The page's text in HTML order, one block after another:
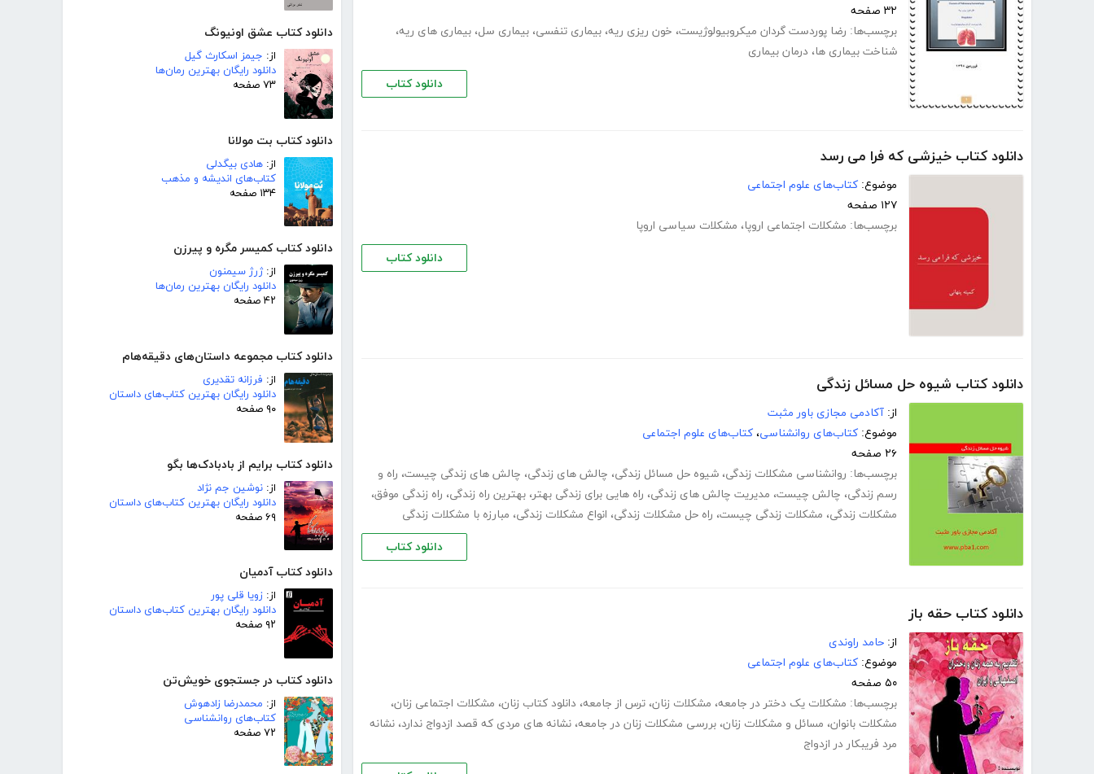
دانلود کتاب عشق اونیونگ
از: جیمز اسکارث گیل
دانلود رایگان بهترین رمان‌ها
۷۳ صفحه
دانلود کتاب بت مولانا
از: هادی بیگدلی
کتاب‌های اندیشه و مذهب
۱۳۴ صفحه
دانلود کتاب کمیسر مگره و پیرزن
از:ژرژ سیمنون
دانلود رایگان بهترین رمان‌ها
۴۲ صفحه
دانلود کتاب مجموعه داستان‌های دقیقه‌هام
از: فرزانه تقدیری
دانلود رایگان بهترین کتاب‌های داستان
۹۰ صفحه
دانلود کتاب برایم از بادبادک‌ها بگو
از: نوشین جم نژاد
دانلود رایگان بهترین کتاب‌های داستان
۶۹ صفحه
دانلود کتاب آدمیان
از: زویا قلی پور
دانلود رایگان بهترین کتاب‌های داستان
۹۲ صفحه
دانلود کتاب در جستجوی خویش‌تن
از: محمدرضا زادهوش
کتاب‌های روانشناسی
۷۲ صفحه
۳۲ صفحه
برچسب‌ها: رضا پوردست گردان میکروبیولوژیست، خون ریزی ریه، بیماری تنفسی، بیماری سل، بیماری های ریه،
شناخت بیماری ها، درمان بیماری
دانلود کتاب
دانلود کتاب خیزشی که فرا می رسد
موضوع: کتاب‌های علوم اجتماعی
۱۲۷ صفحه
برچسب‌ها: مشکلات اجتماعی اروپا، مشکلات سیاسی اروپا
دانلود کتاب
دانلود کتاب شیوه حل مسائل زندگی
از: آکادمی مجازی باور مثبت
موضوع: کتاب‌های روانشناسی، کتاب‌های علوم اجتماعی
۲۶ صفحه
برچسب‌ها: روانشناسی مشکلات زندگی، شیوه حل مسائل زندگی، چالش های زندگی، چالش های زندگی چیست، راه و
رسم زندگی، چالش چیست، مدیریت چالش های زندگی، راه هایی برای زندگی بهتر، بهترین راه زندگی، راه زندگی موفق،
مشکلات زندگی، مشکلات زندگی چیست، راه حل مشکلات زندگی، انواع مشکلات زندگی، مبارزه با مشکلات زندگی
دانلود کتاب
دانلود کتاب حقه باز
از: حامد راوندی
موضوع: کتاب‌های علوم اجتماعی
۵۰ صفحه
برچسب‌ها: مشکلات یک دختر در جامعه، مشکلات زنان، ترس از جامعه، دانلود کتاب زنان، مشکلات اجتماعی زنان،
مشکلات بانوان، مسائل و مشکلات زنان، بررسی مشکلات زنان در جامعه، نشانه های مردی که قصد ازدواج ندارد، نشانه
مرد فریبکار در ازدواج